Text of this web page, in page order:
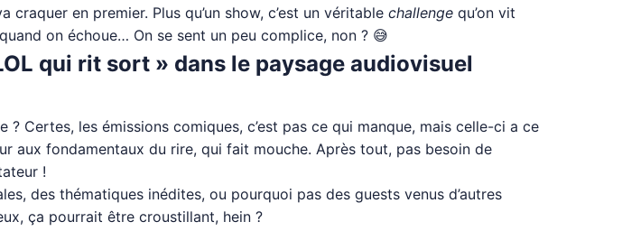
en premier. Plus qu’un show, c’est un véritable challenge qu’on vit
on échoue… On se sent un peu complice, non ? 😅
qui rit sort » dans le paysage audiovisuel
? Certes, les émissions comiques, c’est pas ce qui manque, mais celle-ci a ce
aux fondamentaux du rire, qui fait mouche. Après tout, pas besoin de
!
des thématiques inédites, ou pourquoi pas des guests venus d’autres
ça pourrait être croustillant, hein ?